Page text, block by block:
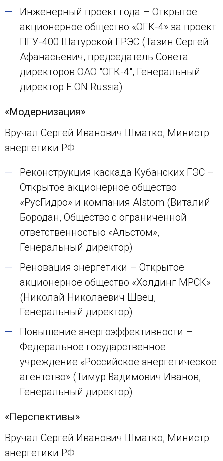
Инженерный проект года – Открытое
акционерное общество «ОГК-4» за проект
ПГУ-400 Шатурской ГРЭС (Тазин Сергей
Афанасьевич, председатель Совета
директоров ОАО "ОГК-4", Генеральный
директор E.ON Russia)
«Модернизация»
Вручал Сергей Иванович Шматко, Министр
энергетики РФ
Реконструкция каскада Кубанских ГЭС –
Открытое акционерное общество
«РусГидро» и компания Alstom (Виталий
Бородан, Общество с ограниченной
ответственностью «Альстом»,
Генеральный директор)
Реновация энергетики – Открытое
акционерное общество «Холдинг МРСК»
(Николай Николаевич Швец,
Генеральный директор)
Повышение энергоэффективности –
Федеральное государственное
учреждение «Российское энергетическое
агентство» (Тимур Вадимович Иванов,
Генеральный директор)
«Перспективы»
Вручал Сергей Иванович Шматко, Министр
энергетики РФ